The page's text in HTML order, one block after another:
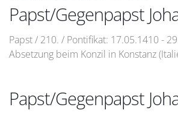
Papst/Gegenpapst
Papst / 210. / Pontifikat: 17.05.1410 -
Absetzung beim Konzil in Konstanz
Papst/Gegenpapst